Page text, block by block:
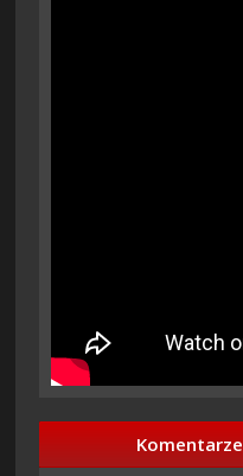
Komentarze